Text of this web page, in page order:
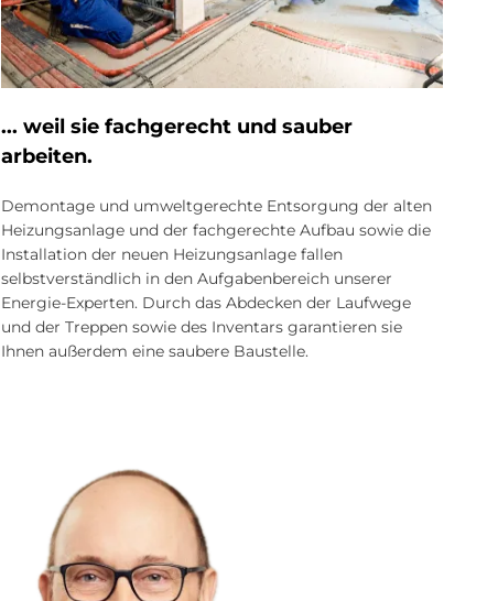
... weil sie fach­ge­recht und sau­ber
ar­bei­ten.
Demontage und umweltgerechte Entsorgung der alten
Heizungs­anlage und der fachgerechte Aufbau sowie die
Installation der neuen Heizungs­anlage fallen
selbstverständlich in den Aufgaben­bereich unserer
Energie-Experten. Durch das Abdecken der Laufwege
und der Treppen sowie des Inventars garantieren sie
Ihnen außerdem eine saubere Baustelle.